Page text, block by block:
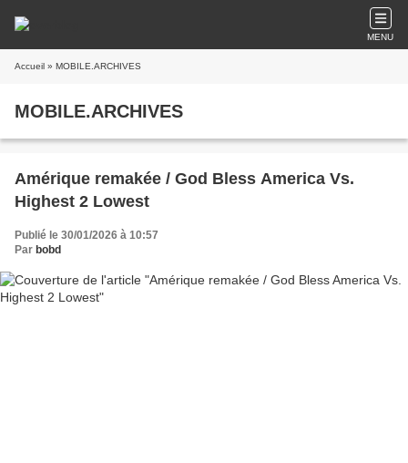
MENU
Accueil » MOBILE.ARCHIVES
MOBILE.ARCHIVES
Amérique remakée / God Bless America Vs.
Highest 2 Lowest
Publié le 30/01/2026 à 10:57
Par bobd